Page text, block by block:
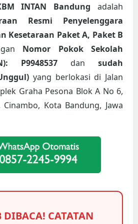
INTAN Bandung adalah
Resmi Penyelenggara
Kesetaraan Paket A, Paket B
Nomor Pokok Sekolah
P9948537 dan sudah
yang berlokasi di Jalan
Graha Pesona Blok A No 6,
Kota Bandung, Jawa
DIBACA! CATATAN